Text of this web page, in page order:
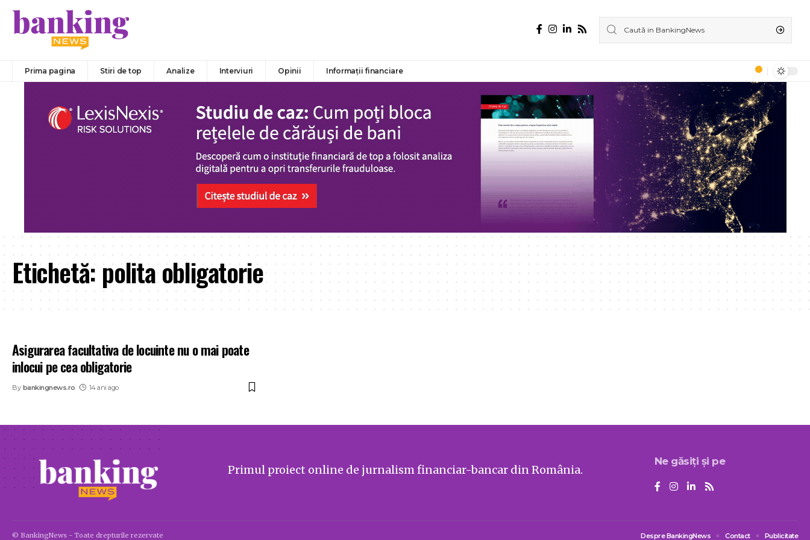
Prima pagina Stiri de top Analize Interviuri Opinii Informații financiare
Etichetă: polita obligatorie
Asigurarea facultativa de locuinte nu o mai poate
inlocui pe cea obligatorie
By bankingnews.ro 14 ani ago
Primul proiect online de jurnalism financiar-bancar din România.
Ne găsiți și pe
© BankingNews - Toate drepturile rezervate Despre BankingNews Contact Publicitate